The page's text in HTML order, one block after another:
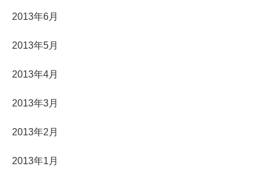
2013年6月
2013年5月
2013年4月
2013年3月
2013年2月
2013年1月